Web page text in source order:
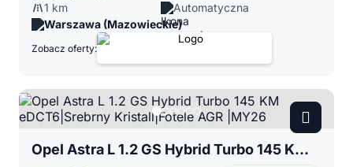
1 km
Automatyczna
Warszawa (Mazowieckie)
Zobacz oferty:
Opel Astra L 1.2 GS Hybrid Turbo 145 KM eDCT6|Srebrny Kristall|Fotele AGR |MY26